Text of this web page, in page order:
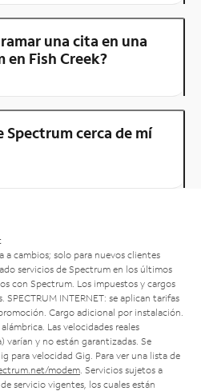
una cita en una
en Fish Creek?
Spectrum cerca de mí
cambios; solo para nuevos clientes
servicios de Spectrum en los últimos
con Spectrum. Los impuestos y cargos
INTERNET: se aplican tarifas
Cargo adicional por instalación.
Las velocidades reales
y no están garantizadas. Se
para velocidad Gig. Para ver una lista de
modem . Servicios sujetos a
servicio vigentes, los cuales están